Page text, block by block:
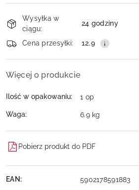
Dostępność
i
dostawa
Wysyłka w
ciągu:
24 godziny
Cena przesyłki: 12.9
Więcej o produkcie
Ilość w opakowaniu: 1 op
Waga: 6.9 kg
Pobierz produkt do PDF
EAN: 5902178591883